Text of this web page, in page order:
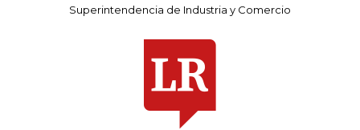
Superintendencia de Industria y Comercio